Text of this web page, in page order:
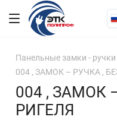
Панельные замки -
004 , ЗАМОК – РУЧКА ,
004 , ЗАМОК
РИГЕЛЯ